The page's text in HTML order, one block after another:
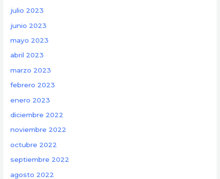
julio 2023
junio 2023
mayo 2023
abril 2023
marzo 2023
febrero 2023
enero 2023
diciembre 2022
noviembre 2022
octubre 2022
septiembre 2022
agosto 2022